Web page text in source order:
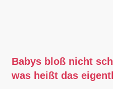
SEARCH
Babys bloß nicht
was heißt das